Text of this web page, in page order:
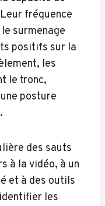
fréquence
surmenage
positifs sur la
les
le tronc,
posture
des sauts
à la vidéo, à un
et à des outils
les